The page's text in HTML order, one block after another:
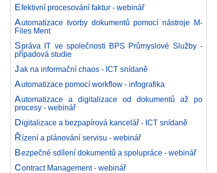
Efektivní procesování faktur - webinář
Automatizace tvorby dokumentů pomocí nástroje M-
Files Ment
Správa IT ve společnosti BPS Průmyslové Služby -
případová studie
Jak na informační chaos - ICT snídaně
Automatizace pomocí workflow - infografika
Automatizace a digitalizace od dokumentů až po
procesy - webinář
Digitalizace a bezpapírová kancelář - ICT snídaně
Řízení a plánování servisu - webinář
Bezpečné sdílení dokumentů a spolupráce - webinář
Contract Management - webinář